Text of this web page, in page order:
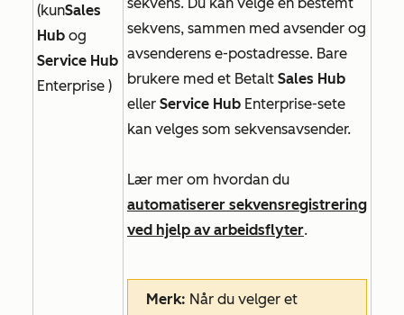
(kunSales
Hub og
Service Hub
Enterprise )
sekvens, sammen med avsender og
avsenderens e-postadresse. Bare
brukere med et Betalt Sales Hub
eller Service Hub Enterprise-sete
kan velges som sekvensavsender.
Lær mer om hvordan du
automatiserer sekvensregistrering
ved hjelp av arbeidsflyter.
Merk: Når du velger et